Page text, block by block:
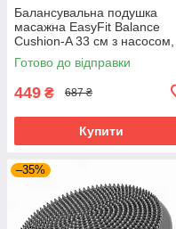
Балансувальна подушка
масажна EasyFit Balance
Cushion-A 33 см з насосом,
реабілітації та постави до
120 кг Чорний (EF-1840s-BK)
Готово до відправки
449 ₴ 687 ₴
Купити
–35%